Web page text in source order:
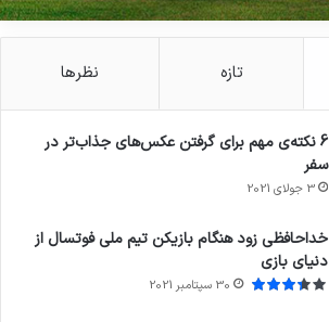
تازه نظرها
6 نکته‌ی مهم برای گرفتن عکس‌های جذاب‌تر در
سفر
3 جولای 2021
خداحافظی زود هنگام بازیکن تیم ملی فوتسال از
دنیای بازی
30 سپتامبر 2021